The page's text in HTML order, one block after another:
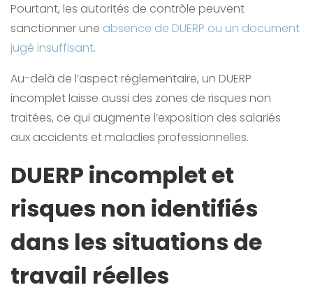
Pourtant, les autorités de contrôle peuvent
sanctionner une absence de DUERP ou un document
jugé insuffisant.
Au-delà de l’aspect réglementaire, un DUERP
incomplet laisse aussi des zones de risques non
traitées, ce qui augmente l’exposition des salariés
aux accidents et maladies professionnelles.
DUERP incomplet et
risques non identifiés
dans les situations de
travail réelles